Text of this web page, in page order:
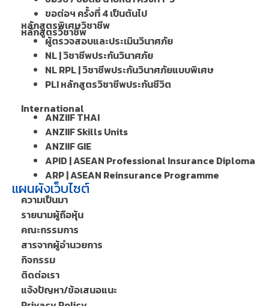
ขอต่อฯ ครั้งที่ 4 เป็นต้นไป
หลักสูตรพิเศษวิชาชีพ
หลักสูตรวิชาชีพ
ผู้ตรวจสอบและประเมินวินาศภัย
NL | วิชาชีพประกันวินาศภัย
NL RPL | วิชาชีพประกันวินาศภัยแบบพิเศษ
PLI หลักสูตรวิชาชีพประกันชีวิต
International
ANZIIF THAI
ANZIIF Skills Units
ANZIIF GIE
APID | ASEAN Professional Insurance Diploma
ARP | ASEAN Reinsurance Programme
แผนผังเว็บไซต์
ความเป็นมา
รายนามผู้ถือหุ้น
คณะกรรมการ
สารจากผู้อำนวยการ
กิจกรรม
ติดต่อเรา
แจ้งปัญหา/ข้อเสนอแนะ